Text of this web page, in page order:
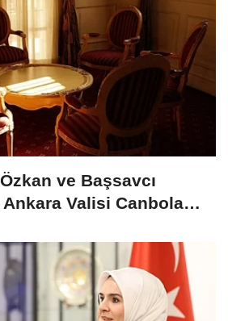
ve Başsavcı
Valisi Canbolat'a